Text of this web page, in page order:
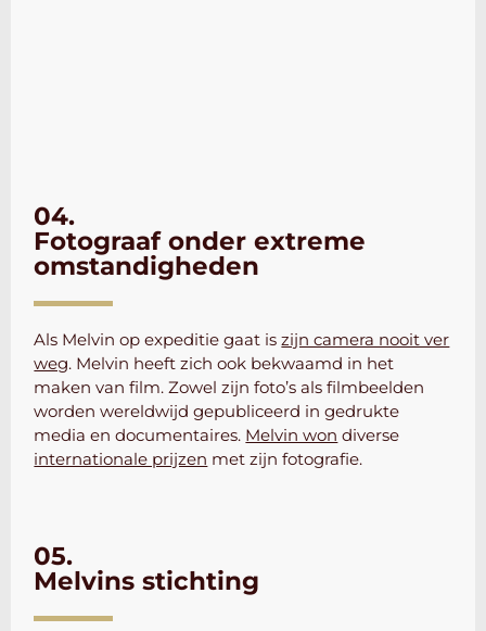
04.
Fotograaf onder extreme
omstandigheden
Als Melvin op expeditie gaat iszijn camera nooit ver
weg. Melvin heeft zich ook bekwaamd in het
maken van film. Zowel zijn foto’s als filmbeelden
worden wereldwijd gepubliceerd in gedrukte
media en documentaires. Melvin won diverse
internationale prijzen met zijn fotografie.
05.
Melvins stichting